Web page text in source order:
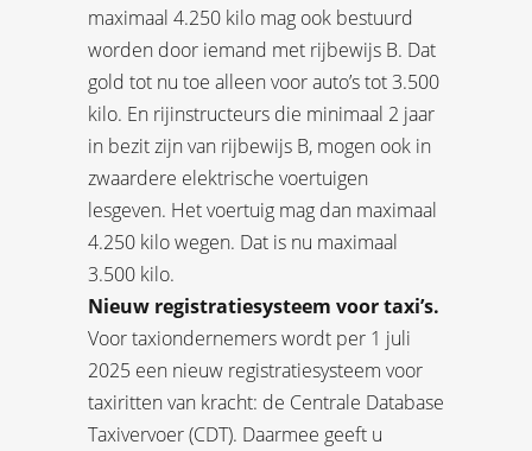
maximaal 4.250 kilo mag ook bestuurd
worden door iemand met rijbewijs B. Dat
gold tot nu toe alleen voor auto’s tot 3.500
kilo. En rijinstructeurs die minimaal 2 jaar
in bezit zijn van rijbewijs B, mogen ook in
zwaardere elektrische voertuigen
lesgeven. Het voertuig mag dan maximaal
4.250 kilo wegen. Dat is nu maximaal
3.500 kilo.
Nieuw registratiesysteem voor taxi’s.
Voor taxiondernemers wordt per 1 juli
2025 een nieuw registratiesysteem voor
taxiritten van kracht: de Centrale Database
Taxivervoer (CDT). Daarmee geeft u